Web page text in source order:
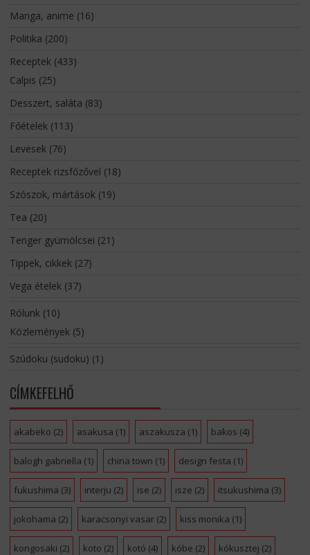
Manga, anime (16)
Politika (200)
Receptek(433)
Calpis (25)
Desszert, saláta (83)
Főételek(113)
Levesek(76)
Receptek rizsfőzővel (18)
Szószok, mártások(19)
Tea (20)
Tenger gyümölcsei (21)
Tippek, cikkek(27)
Vega ételek(37)
Rólunk(10)
Közlemények(5)
Szúdoku (sudoku) (1)
CÍMKEFELHŐ
akabeko (2) asakusa (1) aszakusza (1) bakos (4)
balogh gabriella (1) china town (1) design festa (1)
fukushima (3) interju (2) ise (2) isze (2) itsukushima (3)
jokohama (2) karacsonyi vasar(2) kiss monika (1)
kongosaki (2) koto (2) kotó (4) kóbe (2) kókusztej (2)